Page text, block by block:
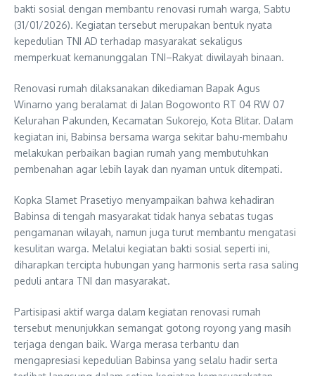
bakti sosial dengan membantu renovasi rumah warga, Sabtu
(31/01/2026). Kegiatan tersebut merupakan bentuk nyata
kepedulian TNI AD terhadap masyarakat sekaligus
memperkuat kemanunggalan TNI–Rakyat diwilayah binaan.
Renovasi rumah dilaksanakan dikediaman Bapak Agus
Winarno yang beralamat di Jalan Bogowonto RT 04 RW 07
Kelurahan Pakunden, Kecamatan Sukorejo, Kota Blitar. Dalam
kegiatan ini, Babinsa bersama warga sekitar bahu-membahu
melakukan perbaikan bagian rumah yang membutuhkan
pembenahan agar lebih layak dan nyaman untuk ditempati.
Kopka Slamet Prasetiyo menyampaikan bahwa kehadiran
Babinsa di tengah masyarakat tidak hanya sebatas tugas
pengamanan wilayah, namun juga turut membantu mengatasi
kesulitan warga. Melalui kegiatan bakti sosial seperti ini,
diharapkan tercipta hubungan yang harmonis serta rasa saling
peduli antara TNI dan masyarakat.
Partisipasi aktif warga dalam kegiatan renovasi rumah
tersebut menunjukkan semangat gotong royong yang masih
terjaga dengan baik. Warga merasa terbantu dan
mengapresiasi kepedulian Babinsa yang selalu hadir serta